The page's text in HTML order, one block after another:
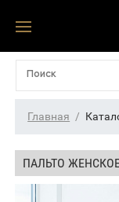
Главная
ПАЛЬТО